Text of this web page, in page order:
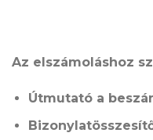
Az elszámoláshoz
Útmutató a